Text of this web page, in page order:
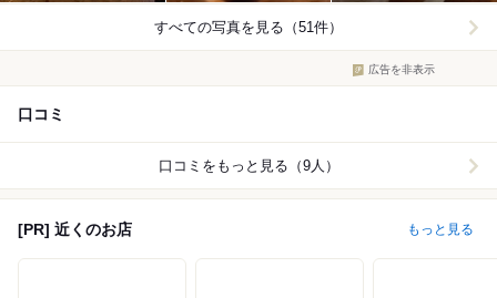
すべての写真を見る（51件）
広告を非表示
口コミ
口コミをもっと見る（9人）
[PR] 近くのお店 もっと見る